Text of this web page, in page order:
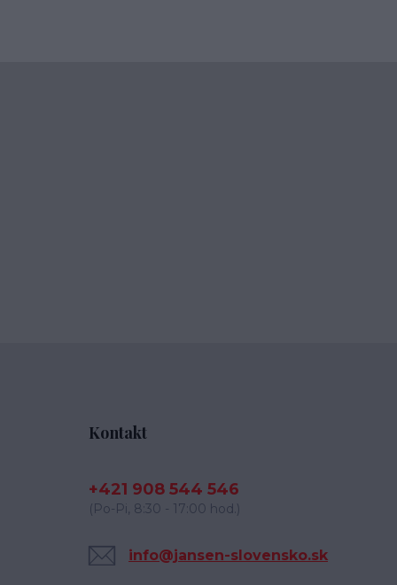
Kontakt
+421 908 544 546
(Po-Pi, 8:30 - 17:00 hod.)
info@jansen-slovensko.sk